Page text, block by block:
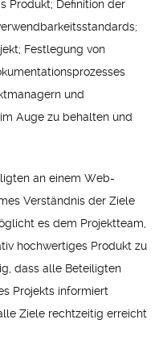
Produkt; Definition der
Festlegung von
und
Auge zu behalten und
an einem Web-
Verständnis der Ziele
es dem Projektteam,
hochwertiges Produkt zu
dass alle Beteiligten
Projekts informiert
Ziele rechtzeitig erreicht